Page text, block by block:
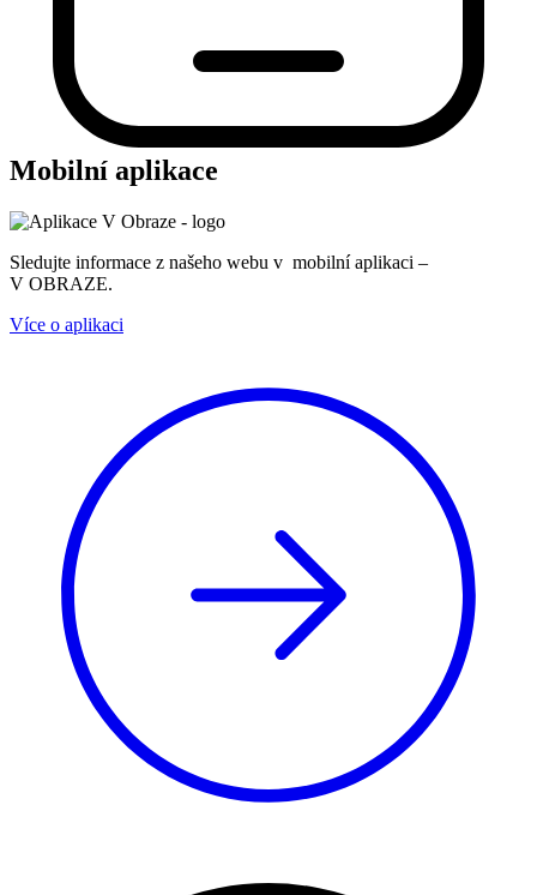
Mobilní aplikace
Sledujte informace z našeho webu v mobilní aplikaci –
V OBRAZE.
Více o aplikaci